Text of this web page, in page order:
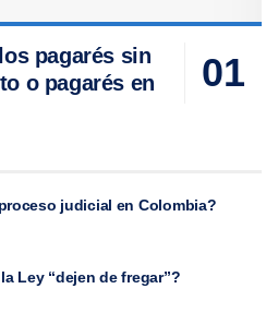
pagarés sin
o pagarés en
judicial en Colombia?
Ley “dejen de fregar”?